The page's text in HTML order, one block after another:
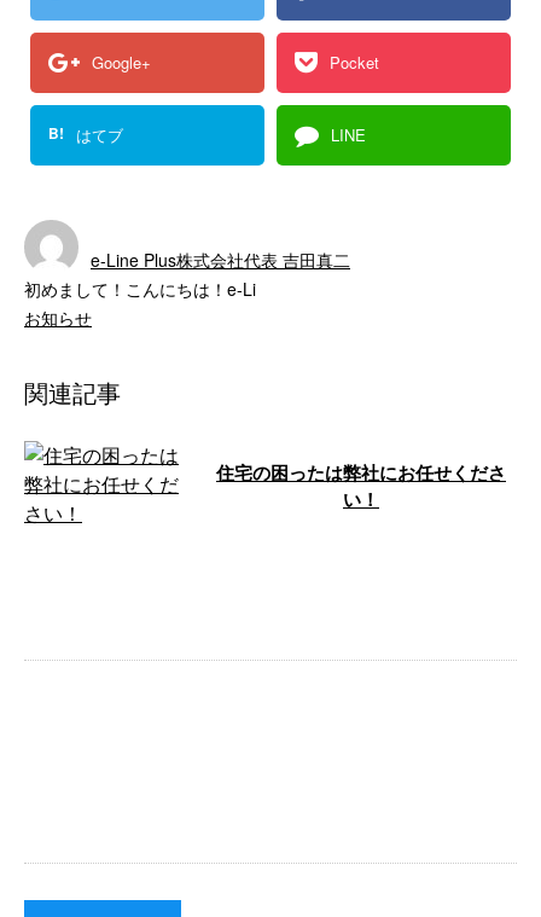
Google+ Pocket
B! はてブ LINE
e-Line Plus株式会社代表 吉田真二
初めまして！こんにちは！e-Li
お知らせ
関連記事
住宅の困ったは弊社にお任せくださ
い！